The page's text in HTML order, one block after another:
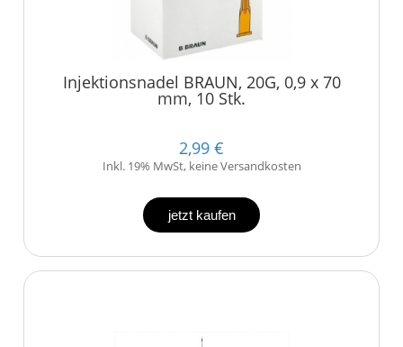
Injektionsnadel BRAUN, 20G, 0,9 x 70
mm, 10 Stk.
2,99 €
Inkl. 19% MwSt, keine Versandkosten
jetzt kaufen